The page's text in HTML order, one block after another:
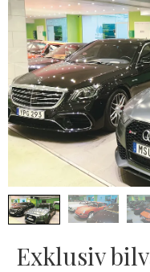
Exklusiv